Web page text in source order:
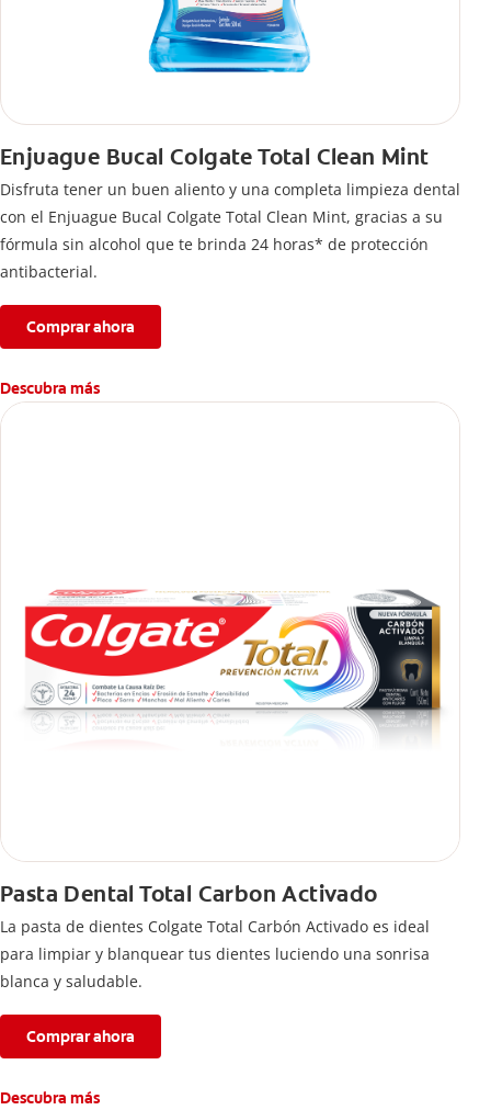
Enjuague Bucal Colgate Total Clean Mint
Disfruta tener un buen aliento y una completa limpieza dental
con el Enjuague Bucal Colgate Total Clean Mint, gracias a su
fórmula sin alcohol que te brinda 24 horas* de protección
antibacterial.
Comprar ahora
Descubra más
Pasta Dental Total Carbon Activado
La pasta de dientes Colgate Total Carbón Activado es ideal
para limpiar y blanquear tus dientes luciendo una sonrisa
blanca y saludable.
Comprar ahora
Descubra más